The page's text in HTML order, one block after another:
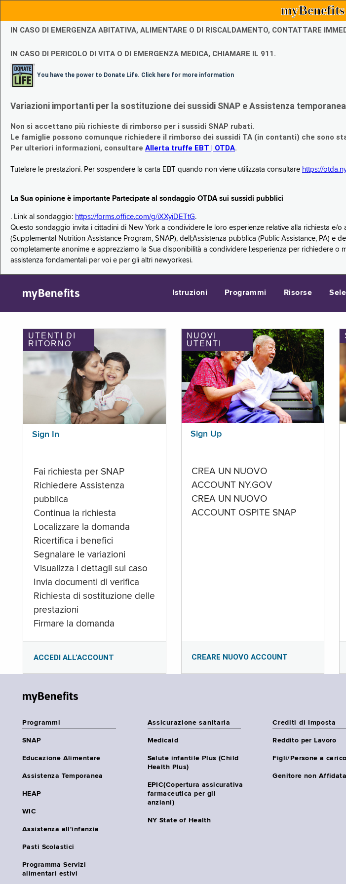
IN CASO DI EMERGENZA ABITATIVA, ALIMENTARE O DI RISCALDAMENTO, CONTATTARE
IN CASO DI PERICOLO DI VITA O DI EMERGENZA MEDICA, CHIAMARE IL 911.
You have the power to Donate Life. Click here for more information
Variazioni importanti per la sostituzione dei sussidi SNAP e Assistenza
Non si accettano più richieste di rimborso per i sussidi SNAP rubati.
Le famiglie possono comunque richiedere il rimborso dei sussidi TA (in contanti) che sono
Per ulteriori informazioni, consultare Allerta truffe EBT | OTDA.
Tutelare le prestazioni. Per sospendere la carta EBT quando non viene utilizzata consultare https://
La Sua opinione è importante Partecipate al sondaggio OTDA sui sussidi pubblici
. Link al sondaggio: https://forms.office.com/g/iXXyiDETtG.
Questo sondaggio invita i cittadini di New York a condividere le loro esperienze relative alla richiesta e/
(Supplemental Nutrition Assistance Program, SNAP), dell;Assistenza pubblica (Public Assistance, PA) e
completamente anonime e apprezziamo la Sua disponibilità a condividere l;esperienza per richiedere
assistenza fondamentali per voi e per gli altri newyorkesi.
myBenefits Istruzioni Programmi Risorse
UTENTI DI
RITORNO
Sign In
Fai richiesta per SNAP
Richiedere Assistenza
pubblica
Continua la richiesta
Localizzare la domanda
Ricertifica i benefici
Segnalare le variazioni
Visualizza i dettagli sul caso
Invia documenti di verifica
Richiesta di sostituzione delle
prestazioni
Firmare la domanda
ACCEDI ALL’ACCOUNT
NUOVI
UTENTI
Sign Up
CREA UN NUOVO
ACCOUNT NY.GOV
CREA UN NUOVO
ACCOUNT OSPITE SNAP
CREARE NUOVO ACCOUNT
myBenefits
Programmi
SNAP
Educazione Alimentare
Assistenza Temporanea
HEAP
WIC
Assistenza all'infanzia
Pasti Scolastici
Programma Servizi
alimentari estivi
Assicurazione sanitaria
Medicaid
Salute infantile Plus (Child
Health Plus)
EPIC(Copertura assicurativa
farmaceutica per gli
anziani)
NY State of Health
Crediti di Imposta
Reddito per Lavoro
Figli/Persone a carico
Genitore non